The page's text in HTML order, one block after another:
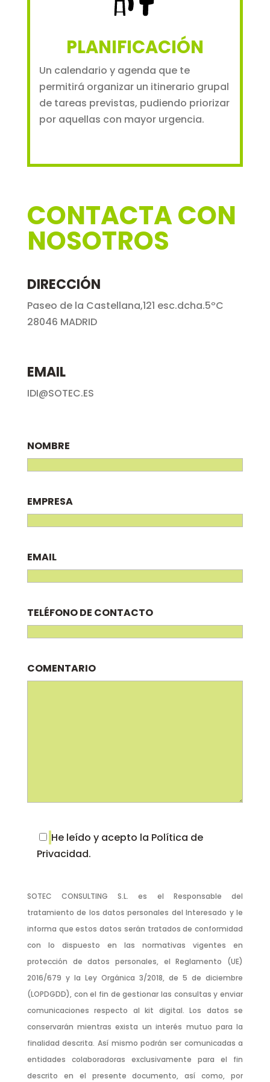
PLANIFICACIÓN
Un calendario y agenda que te
permitirá organizar un itinerario grupal
de tareas previstas, pudiendo priorizar
por aquellas con mayor urgencia.
CONTACTA CON
NOSOTROS
DIRECCIÓN
Paseo de la Castellana,121 esc.dcha.5ºC
28046 MADRID
EMAIL
IDI@SOTEC.ES
NOMBRE
EMPRESA
EMAIL
TELÉFONO DE CONTACTO
COMENTARIO
He leído y acepto la Política de
Privacidad.
SOTEC CONSULTING S.L. es el Responsable del
tratamiento de los datos personales del Interesado y le
informa que estos datos serán tratados de conformidad
con lo dispuesto en las normativas vigentes en
protección de datos personales, el Reglamento (UE)
2016/679 y la Ley Orgánica 3/2018, de 5 de diciembre
(LOPDGDD), con el fin de gestionar las consultas y enviar
comunicaciones respecto al kit digital. Los datos se
conservarán mientras exista un interés mutuo para la
finalidad descrita. Así mismo podrán ser comunicadas a
entidades colaboradoras exclusivamente para el fin
descrito en el presente documento, así como, por